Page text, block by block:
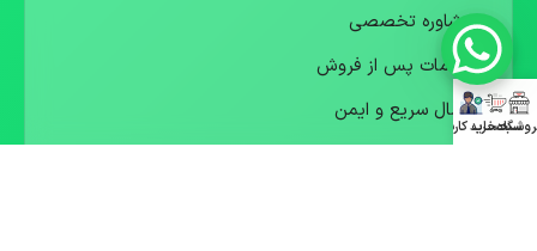
• مشاوره تخصصی
• خدمات پس از فروش
• ارسال سریع و ایمن
• گارانتی معتبر
سبد خرید
حساب کاربری